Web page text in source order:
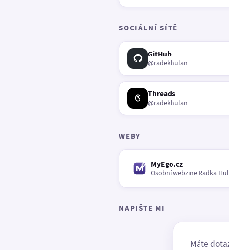
SOCIÁLNÍ SÍTĚ
GitHub
@radekhulan
Threads
@radekhulan
WEBY
MyEgo.cz
Osobní webzine Radka
NAPIŠTE MI
Máte